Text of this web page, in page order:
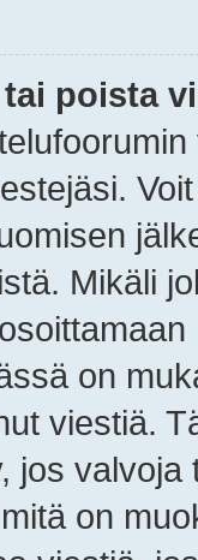
poista
Mikäli
on
viestiä.
jos
on